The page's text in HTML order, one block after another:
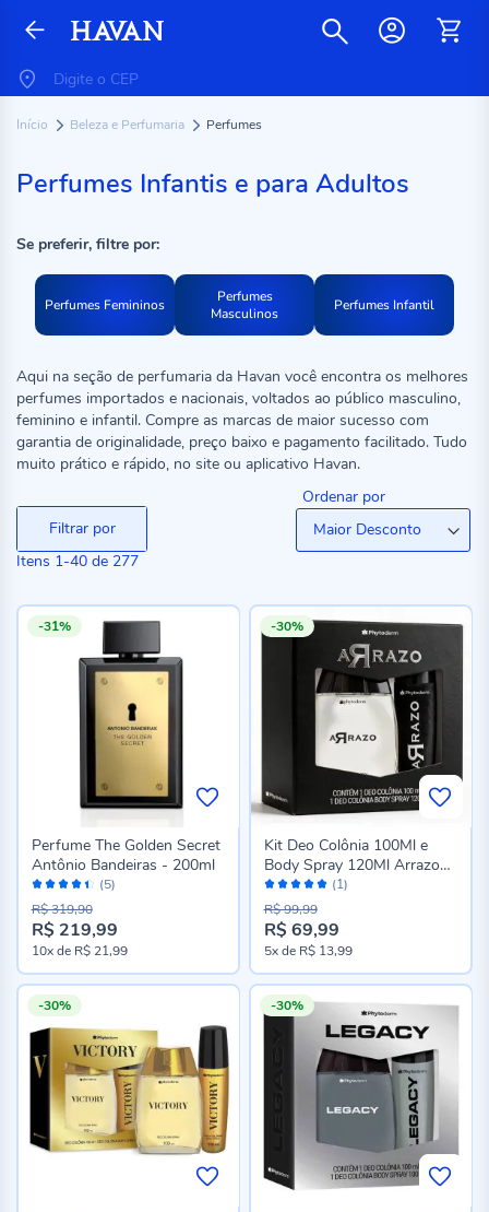
Início Beleza e Perfumaria Perfumes
Perfumes Infantis e para Adultos
Se preferir, filtre por:
Perfumes Femininos
Perfumes
Masculinos
Perfumes Infantil
Aqui na seção de perfumaria da Havan você encontra os melhores
perfumes importados e nacionais, voltados ao público masculino,
feminino e infantil. Compre as marcas de maior sucesso com
garantia de originalidade, preço baixo e pagamento facilitado. Tudo
muito prático e rápido, no site ou aplicativo Havan.
Itens 1-40 de 277
Filtrar por
Ordenar por
-31%
Avaliação:
88%
(5)
Perfume The Golden Secret
Antônio Bandeiras - 200ml
Preço
especial
R$ 219,99
R$ 319,90
10xde R$ 21,99
-30%
Avaliação:
100%
(1)
Kit Deo Colônia 100Ml e
Body Spray 120Ml Arrazo
Phytoderm
Preço
especial
R$ 69,99
R$ 99,99
5xde R$ 13,99
-30% -30%